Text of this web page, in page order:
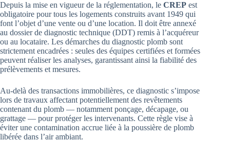
Depuis la mise en vigueur de la réglementation, le CREP est
obligatoire pour tous les logements construits avant 1949 qui
font l’objet d’une vente ou d’une location. Il doit être annexé
au dossier de diagnostic technique (DDT) remis à l’acquéreur
ou au locataire. Les démarches du diagnostic plomb sont
strictement encadrées : seules des équipes certifiées et formées
peuvent réaliser les analyses, garantissant ainsi la fiabilité des
prélèvements et mesures.
Au-delà des transactions immobilières, ce diagnostic s’impose
lors de travaux affectant potentiellement des revêtements
contenant du plomb — notamment ponçage, décapage, ou
grattage — pour protéger les intervenants. Cette règle vise à
éviter une contamination accrue liée à la poussière de plomb
libérée dans l’air ambiant.